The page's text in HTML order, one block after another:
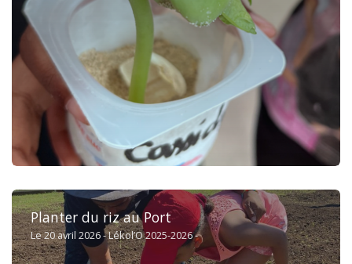
Planter du riz au Port
Le 20 avril 2026 - Lékol’O 2025-2026 -